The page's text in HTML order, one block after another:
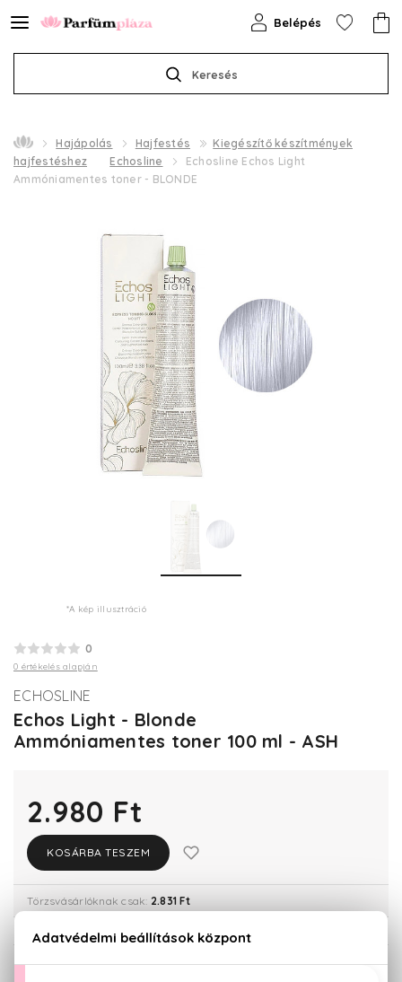
Keresés
Belépés
Hajápolás Hajfestés
Kiegészítő készítmények
hajfestéshez
Echosline
Echosline Echos Light
Ammóniamentes toner - BLONDE
*A kép illusztráció
0
0 értékelés alapján
ECHOSLINE
Echos Light - Blonde
Ammóniamentes toner 100 ml - ASH
2.980 Ft
KOSÁRBA TESZEM
Törzsvásárlóknak csak: 2.831 Ft
KISZERELÉS KIVÁLASZTÁSA